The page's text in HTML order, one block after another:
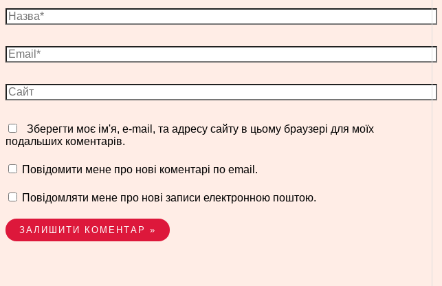
Назва*
Email*
Сайт
Зберегти моє ім'я, e-mail, та адресу сайту в цьому браузері для моїх
подальших коментарів.
Повідомити мене про нові коментарі по email.
Повідомляти мене про нові записи електронною поштою.